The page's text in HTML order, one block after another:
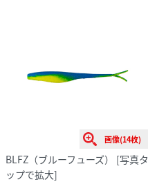
画像(14枚)
BLFZ（ブルーフューズ）
[写真タ
ップで拡大]